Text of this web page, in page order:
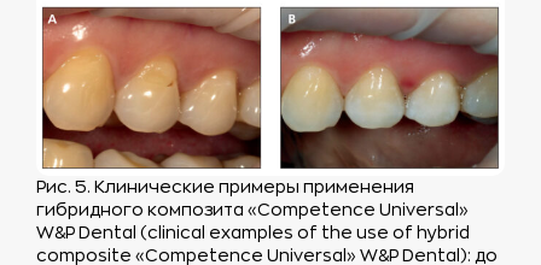
Рис. 5. Клинические примеры применения
гибридного композита «Competence Universal»
W&P Dental (сlinical examples of the use of hybrid
composite «Competence Universal» W&P Dental): до